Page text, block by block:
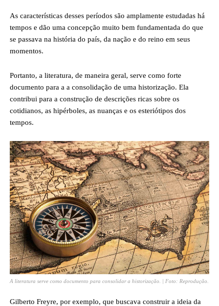
As características desses períodos são amplamente estudadas há
tempos e dão uma concepção muito bem fundamentada do que
se passava na história do país, da nação e do reino em seus
momentos.
Portanto, a literatura, de maneira geral, serve como forte
documento para a a consolidação de uma historização. Ela
contribui para a construção de descrições ricas sobre os
cotidianos, as hipérboles, as nuanças e os esteriótipos dos
tempos.
A literatura serve como documento para consolidar a historização. | Foto: Reprodução.
Gilberto Freyre, por exemplo, que buscava construir a ideia da